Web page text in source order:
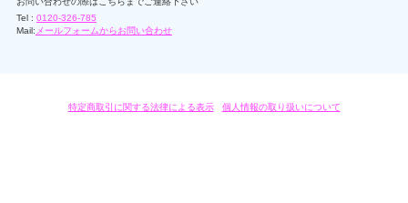
Tel : 0120-326-785
Mail: メールフォームからお問い合わせ
特定商取引に関する法律による表示/ 個人情報の取り扱いについて